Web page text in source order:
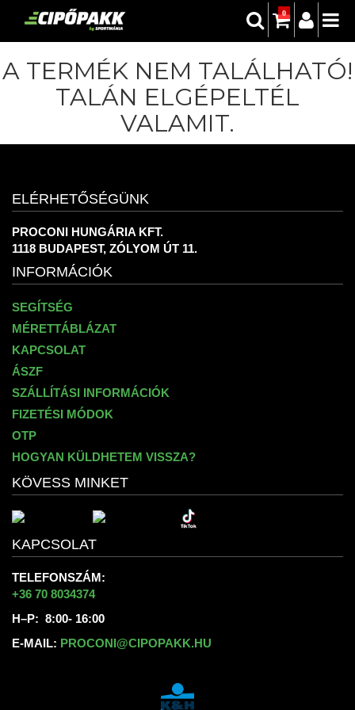
0
A TERMÉK NEM TALÁLHATÓ!
TALÁN ELGÉPELTÉL
VALAMIT.
ELÉRHETŐSÉGÜNK
PROCONI HUNGÁRIA KFT.
1118 BUDAPEST, ZÓLYOM ÚT 11.
INFORMÁCIÓK
SEGÍTSÉG
MÉRETTÁBLÁZAT
KAPCSOLAT
ÁSZF
SZÁLLÍTÁSI INFORMÁCIÓK
FIZETÉSI MÓDOK
OTP
HOGYAN KÜLDHETEM VISSZA?
KÖVESS MINKET
KAPCSOLAT
TELEFONSZÁM:
+36 70 8034374
H–P: 8:00- 16:00
E-MAIL: PROCONI@CIPOPAKK.HU